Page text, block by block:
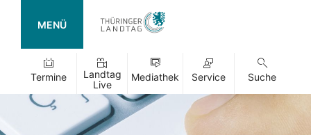
MENÜ
Termine
Landtag
Live
Mediathek Service Suche